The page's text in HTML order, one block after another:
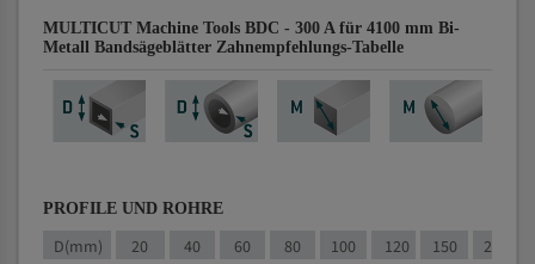
MULTICUT Machine Tools BDC - 300 A für 4100 mm Bi-
Metall Bandsägeblätter Zahnempfehlungs-Tabelle
PROFILE UND ROHRE
D(mm) 20 40 60 80 100 120 150 200